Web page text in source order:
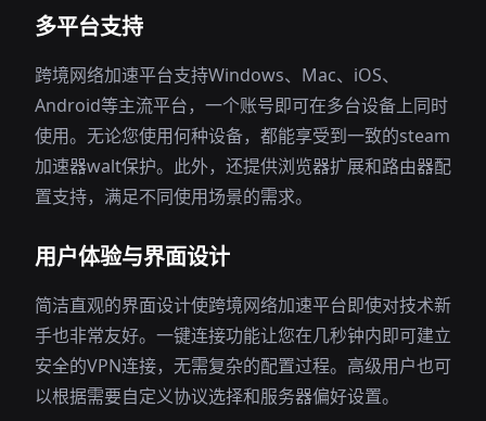
多平台支持
跨境网络加速平台支持Windows、Mac、iOS、
Android等主流平台，一个账号即可在多台设备上同时
使用。无论您使用何种设备，都能享受到一致的steam
加速器walt保护。此外，还提供浏览器扩展和路由器配
置支持，满足不同使用场景的需求。
用户体验与界面设计
简洁直观的界面设计使跨境网络加速平台即使对技术新
手也非常友好。一键连接功能让您在几秒钟内即可建立
安全的VPN连接，无需复杂的配置过程。高级用户也可
以根据需要自定义协议选择和服务器偏好设置。